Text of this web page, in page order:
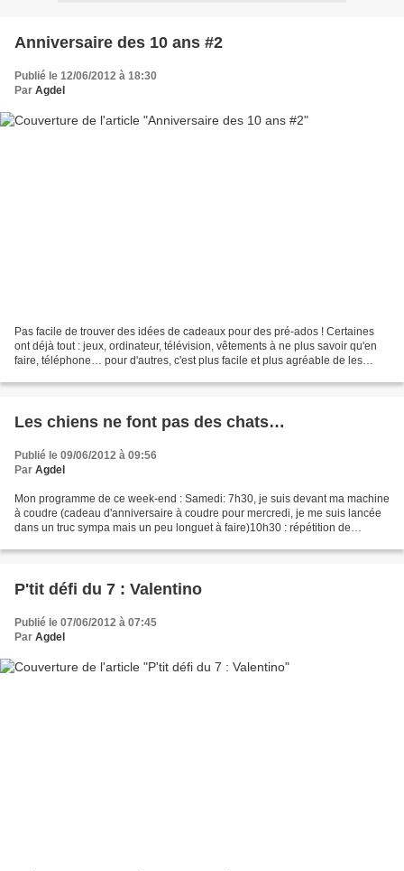
Anniversaire des 10 ans #2
Publié le 12/06/2012 à 18:30
Par Agdel
Pas facile de trouver des idées de cadeaux pour des pré-ados ! Certaines
ont déjà tout : jeux, ordinateur, télévision, vêtements à ne plus savoir qu'en
faire, téléphone… pour d'autres, c'est plus facile et plus agréable de les
Les chiens ne font pas des chats…
Publié le 09/06/2012 à 09:56
Par Agdel
Mon programme de ce week-end : Samedi: 7h30, je suis devant ma machine
à coudre (cadeau d'anniversaire à coudre pour mercredi, je me suis lancée
dans un truc sympa mais un peu longuet à faire)10h30 : répétition de
P'tit défi du 7 : Valentino
Publié le 07/06/2012 à 07:45
Par Agdel